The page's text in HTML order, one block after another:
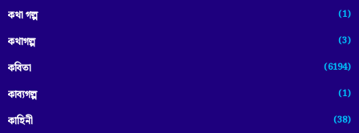
কথা গল্প (1)
কথাগল্প (3)
কবিতা (6194)
কাব্যগল্প (1)
কাহিনী (38)